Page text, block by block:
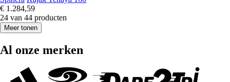
€ 1.284,59
24 van 44 producten
Meer tonen
Al onze merken